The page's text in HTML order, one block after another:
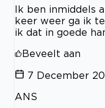
Ik ben inmiddels
keer weer ga ik
ik dat in goede
Beveelt aan
7 December
ANS